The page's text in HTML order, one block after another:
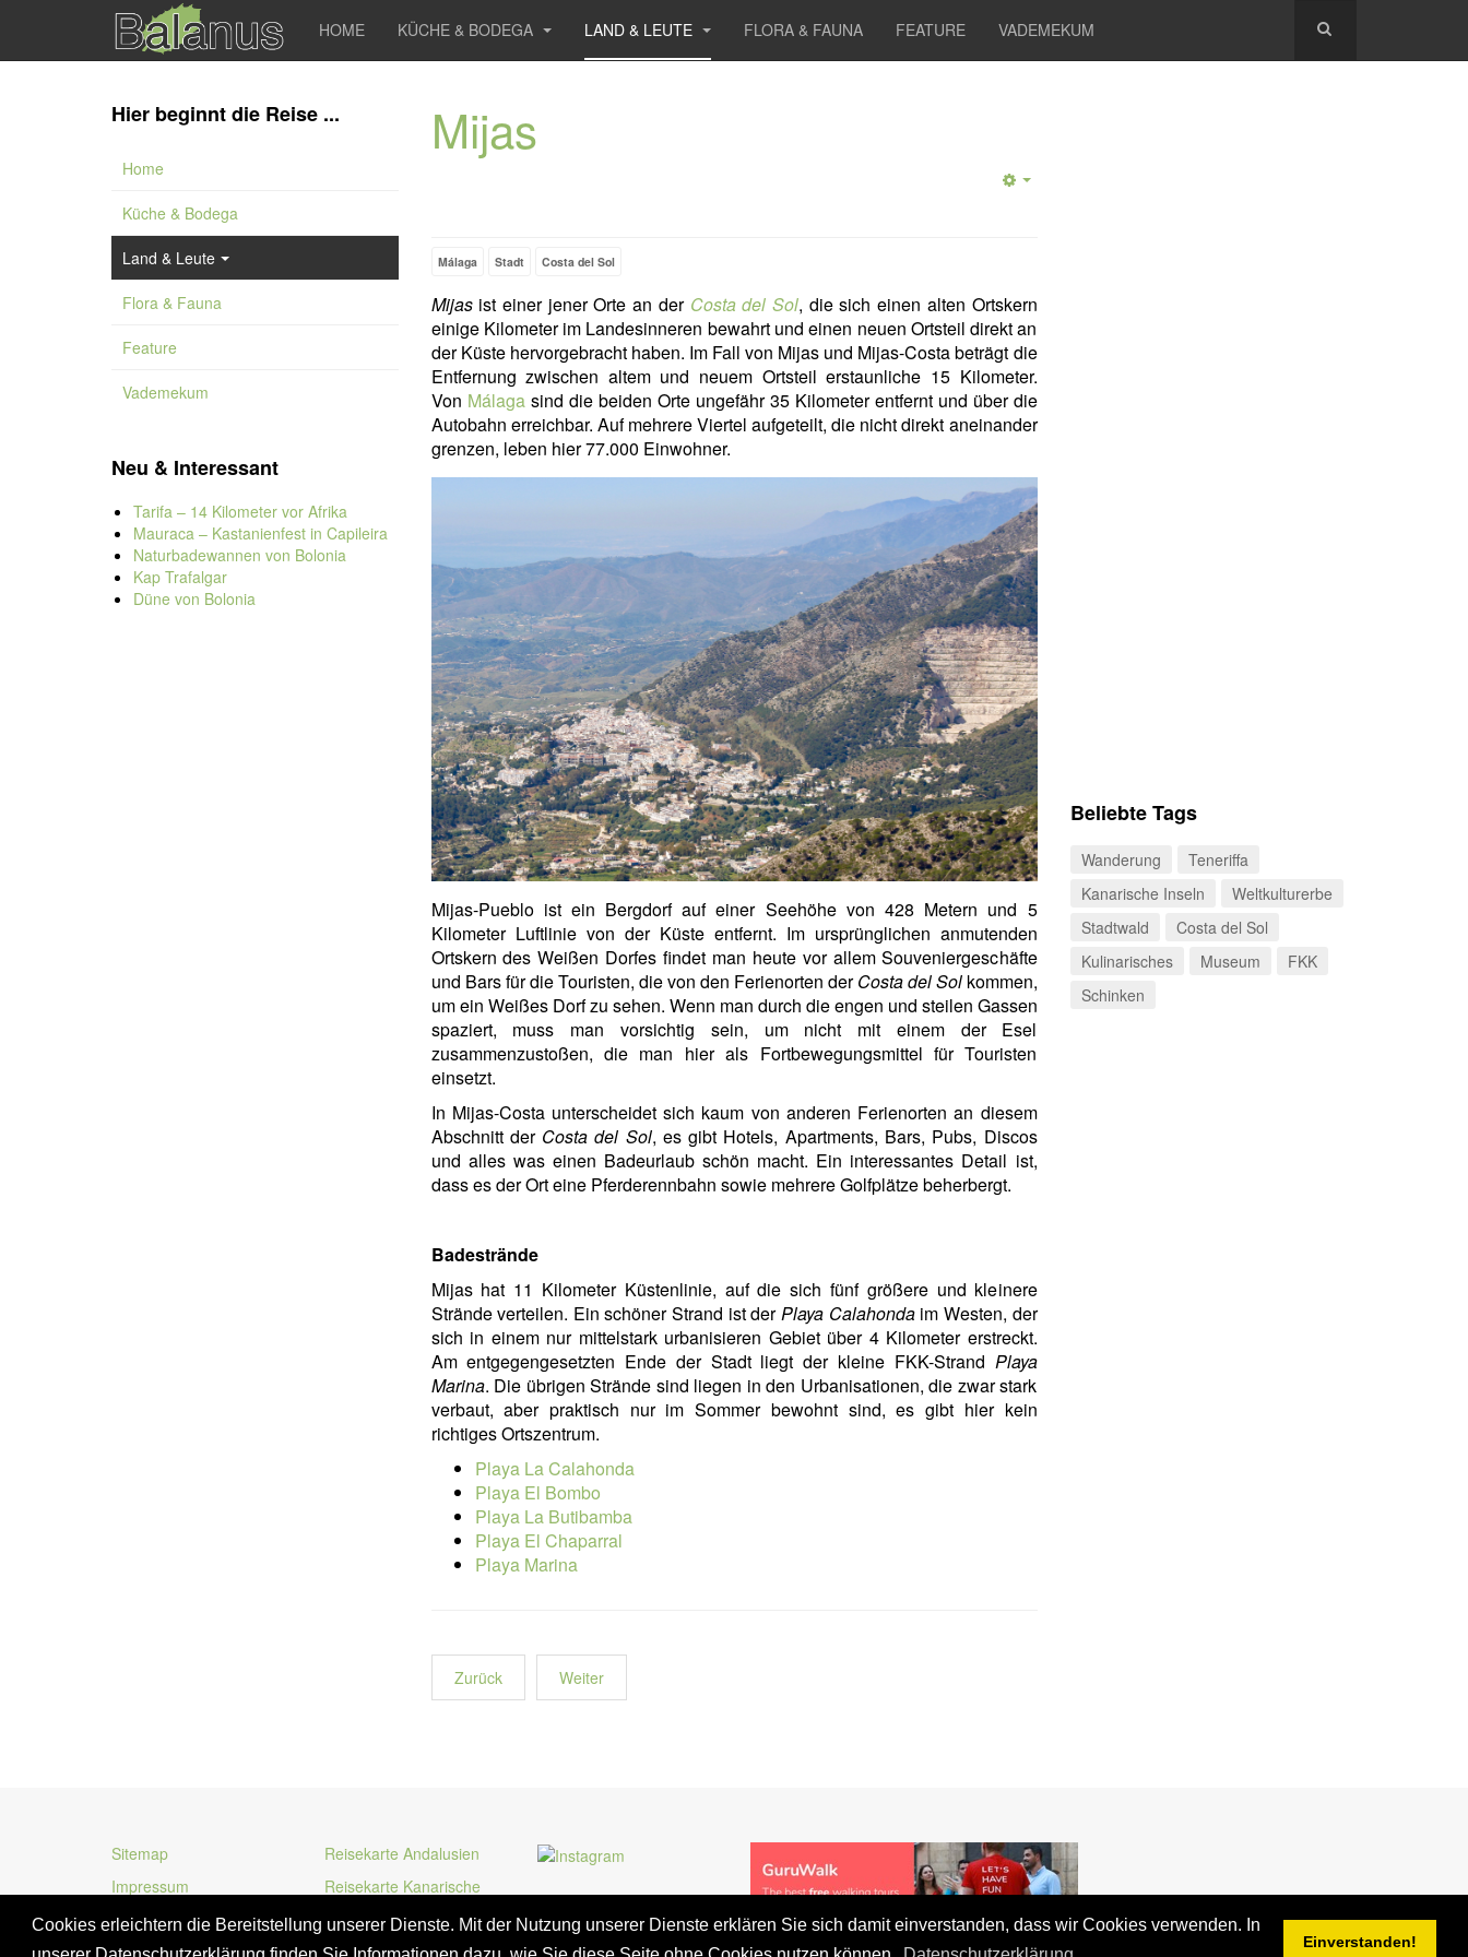
Cookies erleichtern die Bereitstellung unserer Dienste. Mit der Nutzung unserer Dienste erklären Sie sich damit einverstanden, dass wir Cookies verwenden. In
Einverstanden!
HOME KÜCHE & BODEGA LAND & LEUTE FLORA & FAUNA FEATURE VADEMEKUM
Mijas
Málaga Stadt Costa del Sol
Mijasist einer jener Orte an der Costa del Sol, die sich einen alten Ortskern
einige Kilometer im Landesinneren bewahrt und einen neuen Ortsteil direkt an
der Küste hervorgebracht haben. Im Fall von Mijas und Mijas-Costa beträgt die
Entfernung zwischen altem und neuem Ortsteil erstaunliche 15 Kilometer.
Von Málagasind die beiden Orte ungefähr 35 Kilometer entfernt und über die
Autobahn erreichbar. Auf mehrere Viertel aufgeteilt, die nicht direkt aneinander
grenzen, leben hier 77.000 Einwohner.
Mijas-Pueblo ist ein Bergdorf auf einer Seehöhe von 428 Metern und 5
Kilometer Luftlinie von der Küste entfernt. Im ursprünglichen anmutenden
Ortskern des Weißen Dorfes findet man heute vor allem Souveniergeschäfte
und Bars für die Touristen, die von den Ferienorten derCosta del Solkommen,
um ein Weißes Dorf zu sehen. Wenn man durch die engen und steilen Gassen
spaziert, muss man vorsichtig sein, um nicht mit einem der Esel
zusammenzustoßen, die man hier als Fortbewegungsmittel für Touristen
einsetzt.
In Mijas-Costa unterscheidet sich kaum von anderen Ferienorten an diesem
Abschnitt der Costa del Sol, es gibt Hotels, Apartments, Bars, Pubs, Discos
und alles was einen Badeurlaub schön macht. Ein interessantes Detail ist,
dass es der Ort eine Pferderennbahn sowie mehrere Golfplätze beherbergt.
Badestrände
Mijas hat 11 Kilometer Küstenlinie, auf die sich fünf größere und kleinere
Strände verteilen. Ein schöner Strand ist derPlaya Calahondaim Westen, der
sich in einem nur mittelstark urbanisieren Gebiet über 4 Kilometer erstreckt.
Am entgegengesetzten Ende der Stadt liegt der kleine FKK-Strand Playa
Marina. Die übrigen Strände sind liegen in den Urbanisationen, die zwar stark
verbaut, aber praktisch nur im Sommer bewohnt sind, es gibt hier kein
richtiges Ortszentrum.
Playa La Calahonda
Playa El Bombo
Playa La Butibamba
Playa El Chaparral
Playa Marina
Zurück Weiter
Hier beginnt die Reise ...
Home
Küche & Bodega
Land & Leute
Flora & Fauna
Feature
Vademekum
Neu & Interessant
Tarifa – 14 Kilometer vor Afrika
Mauraca – Kastanienfest in Capileira
Naturbadewannen von Bolonia
Kap Trafalgar
Düne von Bolonia
Beliebte Tags
Wanderung
Teneriffa
Kanarische Inseln
Weltkulturerbe
Stadtwald
Costa del Sol
Kulinarisches
Museum
FKK
Schinken
Sitemap
Impressum
Reisekarte Andalusien
Reisekarte Kanarische